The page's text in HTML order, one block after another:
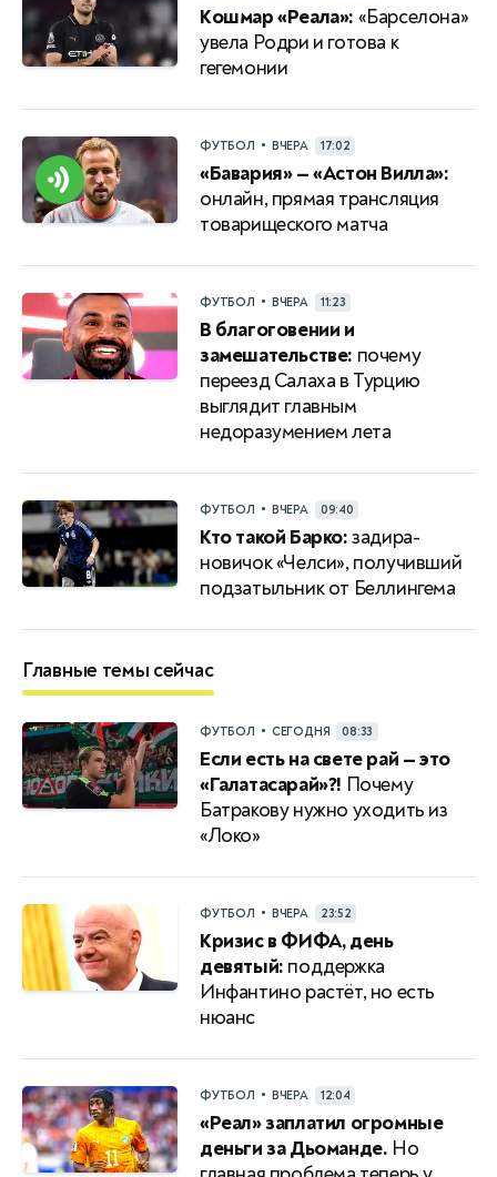
Кошмар «Реала»: «Барселона»
увела Родри и готова к
гегемонии
ФУТБОЛ • ВЧЕРА 17:02
«Бавария» — «Астон Вилла»:
онлайн, прямая трансляция
товарищеского матча
ФУТБОЛ • ВЧЕРА 11:23
В благоговении и
замешательстве: почему
переезд Салаха в Турцию
выглядит главным
недоразумением лета
ФУТБОЛ • ВЧЕРА 09:40
Кто такой Барко:задира-
новичок «Челси», получивший
подзатыльник от Беллингема
Главные темы сейчас
ФУТБОЛ • СЕГОДНЯ 08:33
Если есть на свете рай — это
«Галатасарай»?! Почему
Батракову нужно уходить из
«Локо»
ФУТБОЛ • ВЧЕРА 23:52
Кризис в ФИФА, день
девятый: поддержка
Инфантино растёт, но есть
нюанс
ФУТБОЛ • ВЧЕРА 12:04
«Реал» заплатил огромные
деньги за Дьоманде. Но